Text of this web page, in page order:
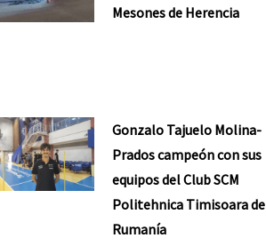
Mesones de Herencia
Gonzalo Tajuelo Molina-
Prados campeón con sus
equipos del Club SCM
Politehnica Timisoara de
Rumanía